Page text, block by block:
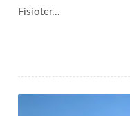
Fisioter...